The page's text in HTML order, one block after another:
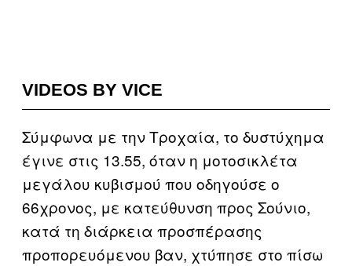
VIDEOS BY VICE
Σύμφωνα με την Τροχαία, το δυστύχημα
έγινε στις 13.55, όταν η μοτοσικλέτα
μεγάλου κυβισμού που οδηγούσε ο
66χρονος, με κατεύθυνση προς Σούνιο,
κατά τη διάρκεια προσπέρασης
προπορευόμενου βαν, χτύπησε στο πίσω